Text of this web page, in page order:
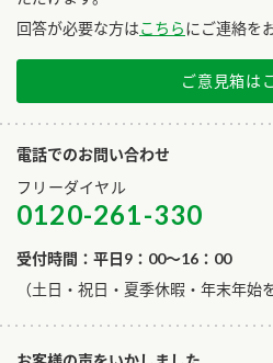
回答が必要な方はこちらにご連絡を
ご意見箱は
電話でのお問い合わせ
フリーダイヤル
0120-261-330
受付時間：平日9：00～16：00
（土日・祝日・夏季休暇・年末年始